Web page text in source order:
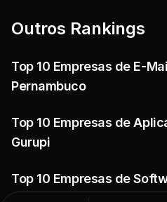
Outros Rankings
Top 10 Empresas de E-
Pernambuco
Top 10 Empresas de
Gurupi
Top 10 Empresas de
Montes Claros